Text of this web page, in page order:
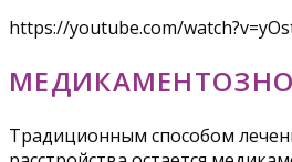
https://youtube.com/
Традиционным способом